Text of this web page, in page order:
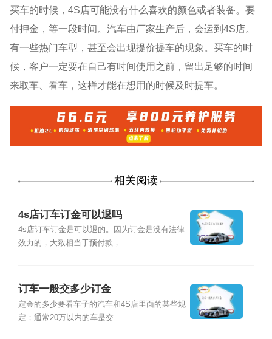
买车的时候，4S店可能没有什么喜欢的颜色或者装备。要
付押金，等一段时间。汽车由厂家生产后，会运到4S店。
有一些热门车型，甚至会出现提价提车的现象。买车的时
候，客户一定要在自己有时间使用之前，留出足够的时间
来取车、看车，这样才能在想用的时候及时提车。
相关阅读
4s店订车订金可以退吗
4s店订车订金是可以退的。因为订金是没有法律
效力的，大致相当于预付款，...
订车一般交多少订金
定金的多少要看车子的汽车和4S店里面的某些规
定；通常20万以内的车是交...